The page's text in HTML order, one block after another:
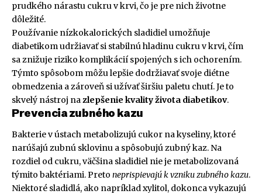
prudkého nárastu cukru v krvi, čo je pre nich životne
dôležité.
Používanie nízkokalorických sladidiel umožňuje
diabetikom udržiavať si stabilnú hladinu cukru v krvi, čím
sa znižuje riziko komplikácií spojených s ich ochorením.
Týmto spôsobom môžu lepšie dodržiavať svoje diétne
obmedzenia a zároveň si užívať širšiu paletu chutí. Je to
skvelý nástroj nazlepšenie kvality života diabetikov.
Prevencia zubného kazu
Bakterie v ústach metabolizujú cukor na kyseliny, ktoré
narúšajú zubnú sklovinu a spôsobujú zubný kaz. Na
rozdiel od cukru, väčšina sladidiel nie je metabolizovaná
týmito baktériami. Preto neprispievajú k vzniku zubného kazu.
Niektoré sladidlá, ako napríklad xylitol, dokonca vykazujú